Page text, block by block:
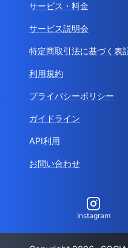
サービス・料金
サービス説明会
特定商取引法に基づく表
利用規約
プライバシーポリシー
ガイドライン
API利用
お問い合わせ
Instagram